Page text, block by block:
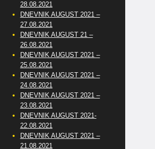
28.08.2021
DNEVNIK AUGUST 2021 –
27.08.2021
DNEVNIK AUGUST 21 –
26.08.2021
DNEVNIK AUGUST 2021 –
25.08.2021
DNEVNIK AUGUST 2021 –
24.08.2021
DNEVNIK AUGUST 2021 –
23.08.2021
DNEVNIK AUGUST 2021-
22.08.2021
DNEVNIK AUGUST 2021 –
21.08.2021